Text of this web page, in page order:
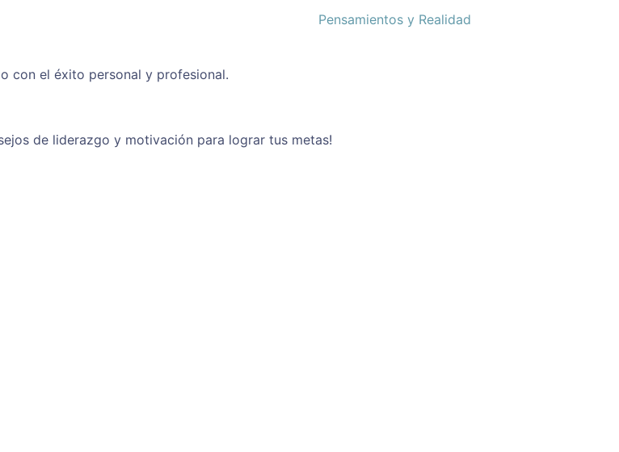
Pensamientos y Realidad
con el éxito personal y profesional.
de liderazgo y motivación para lograr tus metas!